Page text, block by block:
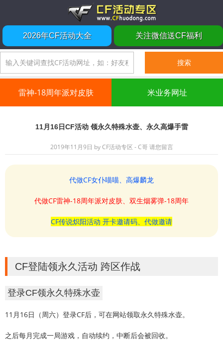
2026年CF活动大全 关注微信送CF福利
雷神-18周年派对皮肤 米业务网址
11月16日CF活动 领永久特殊水壶、永久高爆手雷
2019年11月9日 byCF活动专区 - C哥 请您留言
代做CF女仆喵喵、高爆麟龙
代做CF雷神-18周年派对皮肤、双生烟雾弹-18周年
CF传说炽阳活动 开卡邀请码、代做邀请
CF登陆领永久活动 跨区作战
登录CF领永久特殊水壶
11月16日（周六）登录CF后，可在网站领取永久特殊水壶。
之后每月完成一局游戏，自动续约，中断后会被回收。